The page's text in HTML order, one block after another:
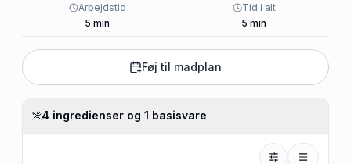
Arbejdstid
5 min
Tid i alt
5 min
Føj til madplan
4 ingredienser og 1 basisvare